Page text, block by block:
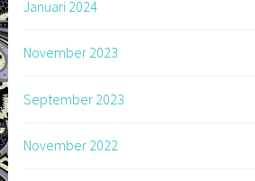
Januari 2024
November 2023
September 2023
November 2022